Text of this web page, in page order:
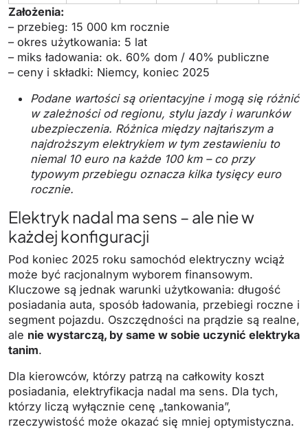
Założenia:
– przebieg: 15 000 km rocznie
– okres użytkowania: 5 lat
– miks ładowania: ok. 60% dom / 40% publiczne
– ceny i składki: Niemcy, koniec 2025
Podane wartości są orientacyjne i mogą się różnić
w zależności od regionu, stylu jazdy i warunków
ubezpieczenia. Różnica między najtańszym a
najdroższym elektrykiem w tym zestawieniu to
niemal 10 euro na każde 100 km – co przy
typowym przebiegu oznacza kilka tysięcy euro
rocznie.
Elektryk nadal ma sens – ale nie w
każdej konfiguracji
Pod koniec 2025 roku samochód elektryczny wciąż
może być racjonalnym wyborem finansowym.
Kluczowe są jednak warunki użytkowania: długość
posiadania auta, sposób ładowania, przebiegi roczne i
segment pojazdu. Oszczędności na prądzie są realne,
ale nie wystarczą, by same w sobie uczynić elektryka
tanim.
Dla kierowców, którzy patrzą na całkowity koszt
posiadania, elektryfikacja nadal ma sens. Dla tych,
którzy liczą wyłącznie cenę „tankowania”,
rzeczywistość może okazać się mniej optymistyczna.